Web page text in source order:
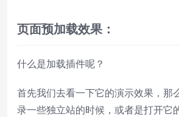
Playback Rate
Chapters
Descriptions
descriptions off, selected
页面预加载效果：
什么是加载插件呢？
首先我们去看一下它的演示效果，那
录一些独立站的时候，或者是打开它